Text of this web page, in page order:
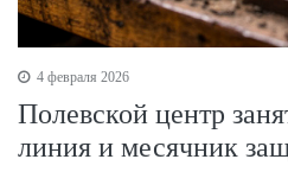
4 февраля 2026
Полевской центр
линия и месячник